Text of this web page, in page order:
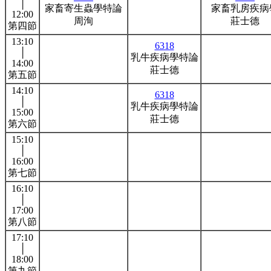
12:00
第四節
家畜寄生蟲學特論
周洵
家畜乳房疾病
莊士德
13:10
14:00
第五節
6318
乳牛疾病學特論
莊士德
14:10
15:00
第六節
6318
乳牛疾病學特論
莊士德
15:10
16:00
第七節
16:10
17:00
第八節
17:10
18:00